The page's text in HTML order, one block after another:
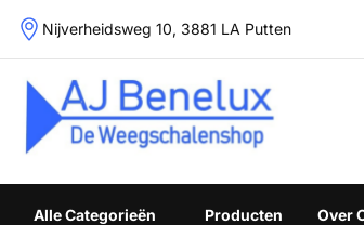
Skip
Nijverheidsweg 10, 3881 LA Putten
Weegschalenshop | Precisieweegschalen
Alle Categorieën Producten Over